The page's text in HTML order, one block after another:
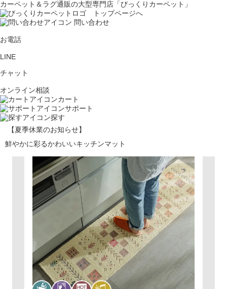
カーペット＆ラグ通販の大型専門店「びっくりカーペット」
問い合わせ
お電話
LINE
チャット
オンライン相談
カート
サポート
探す
【夏季休業のお知らせ】
鮮やかに彩るかわいいキッチンマット